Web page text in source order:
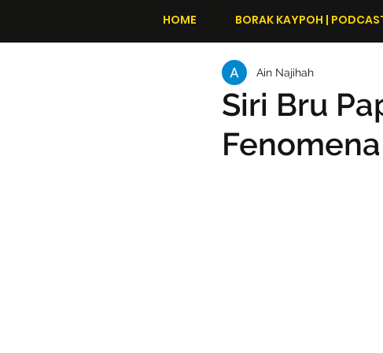
HOME BORAK KAYPOH |
Siri Bru
Ain Najihah